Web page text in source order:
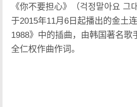
《你不要担心》（걱정말아요 그
于2015年11月6日起播出的金土
1988》中的插曲，由韩国著名歌
全仁权作曲作词。